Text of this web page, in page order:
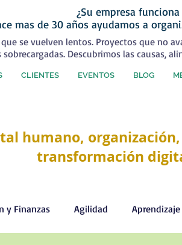
¿Su empresa
mas de 30 años ayudamos a
que se vuelven lentos. Proyectos que no
sobrecargadas. Descubrimos las causas,
CLIENTES EVENTOS BLOG
humano,
transformación
y Finanzas Agilidad Aprendizaje